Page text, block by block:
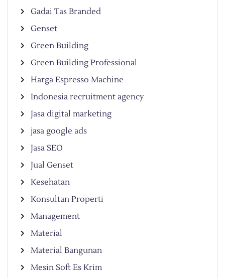
Gadai Tas Branded
Genset
Green Building
Green Building Professional
Harga Espresso Machine
Indonesia recruitment agency
Jasa digital marketing
jasa google ads
Jasa SEO
Jual Genset
Kesehatan
Konsultan Properti
Management
Material
Material Bangunan
Mesin Soft Es Krim